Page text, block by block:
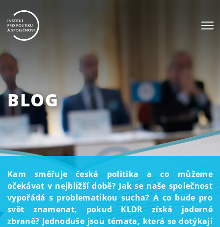
BLOG
Kam směřuje česká politika a co můžeme
očekávat v nejbližší době? Jak se naše společnost
vypořádá s problematikou sucha? A co bude pro
svět znamenat, pokud KLDR získá jaderné
zbraně? Jednoduše jsou témata, která se dotýkají